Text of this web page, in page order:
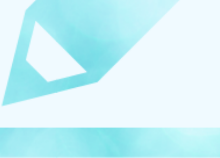
スケジュール
プライバシーポリシー